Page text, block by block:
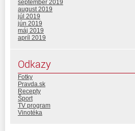
september 2019
august 2019
júl 2019
jún 2019
máj 2019
apríl 2019
Odkazy
Fotky
Pravda.sk
Recepty
Šport
TV program
Vinotéka